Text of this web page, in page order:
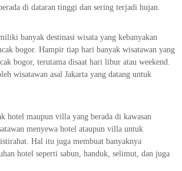
di dataran tinggi dan sering terjadi hujan.
banyak destinasi wisata yang kebanyakan
bogor. Hampir tiap hari banyak wisatawan yang
bogor, terutama disaat hari libur atau weekend.
wisatawan asal Jakarta yang datang untuk
hotel maupun villa yang berada di kawasan
menyewa hotel ataupun villa untuk
Hal itu juga membuat banyaknya
hotel seperti sabun, handuk, selimut, dan juga